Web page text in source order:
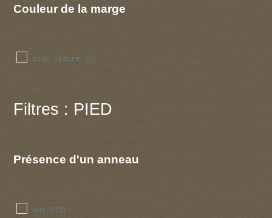
Couleur de la marge
plus claire (2)
Filtres : PIED
Présence d'un anneau
oui (16)